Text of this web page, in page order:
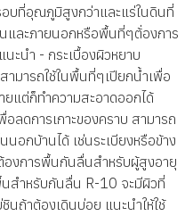
อบที่อุณภูมิสูงกว่าและแร่ในดินที่
นและภายนอกหรือพื้นที่ๆต้่องการ
ะนำ - กระเบื้องผิวหยาบ
มารถใช้ในพื้นที่ๆเปียกน้ำเพื่อ
ยแต่ก็ทำความสะอาดออกได้
อลดการเกาะของคราบ สามารถ
อกบ้านได้ เช่นระเบียงหรือข้าง
องการพื้นกันลื่นสำหรับผู้สูงอายุ
สำหรับกันลื่น R-10 จะมีผิวที่
นถ้าต้องเดินบ่อย แนะนำให้ใช้